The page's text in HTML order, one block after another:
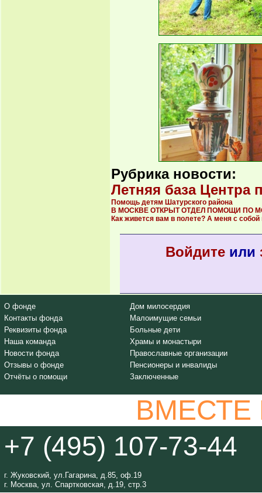
Рубрика новости:
Летняя база Центра
Помощь детям Шатурского района
В МОСКВЕ ОТКРЫТ ОТДЕЛ ПОМОЩИ ПО
Как живется вам в полете? А меня с
Войдитеили
О фонде
Контакты фонда
Реквизиты фонда
Наша команда
Новости фонда
Отзывы о фонде
Отчёты о помощи
Дом милосердия
Малоимущие семьи
Больные дети
Храмы и монастыри
Православные организации
Пенсионеры и инвалиды
Заключенные
+7 (495) 107-73-44
г. Жуковский, ул.Гагарина, д.85, оф.19
г. Москва, ул. Спартковская, д.19, стр.3